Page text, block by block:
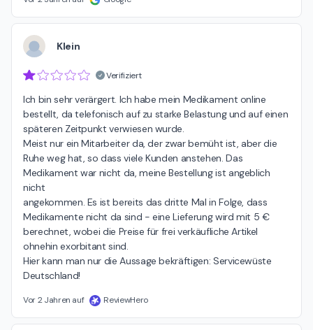
Klein
Verifiziert
Ich bin sehr verärgert. Ich habe mein Medikament online
bestellt, da telefonisch auf zu starke Belastung und auf einen
späteren Zeitpunkt verwiesen wurde.
Meist nur ein Mitarbeiter da, der zwar bemüht ist, aber die
Ruhe weg hat, so dass viele Kunden anstehen. Das
Medikament war nicht da, meine Bestellung ist angeblich
nicht
angekommen. Es ist bereits das dritte Mal in Folge, dass
Medikamente nicht da sind - eine Lieferung wird mit 5 €
berechnet, wobei die Preise für frei verkäufliche Artikel
ohnehin exorbitant sind.
Hier kann man nur die Aussage bekräftigen: Servicewüste
Deutschland!
Vor 2 Jahren auf ReviewHero